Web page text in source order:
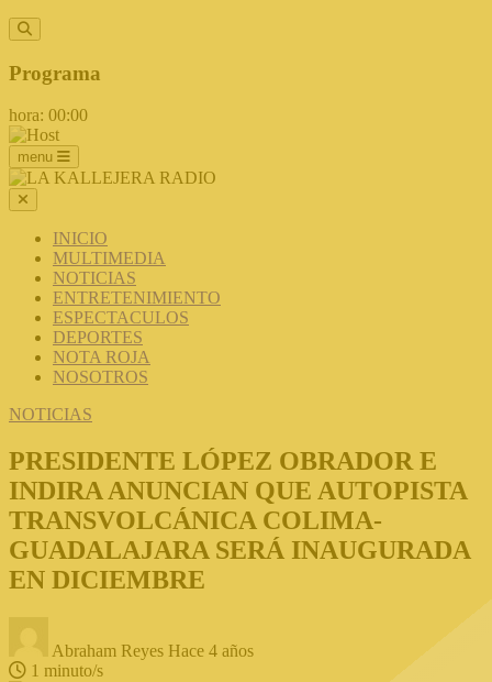
Programa
hora: 00:00
menu
INICIO
MULTIMEDIA
NOTICIAS
ENTRETENIMIENTO
ESPECTACULOS
DEPORTES
NOTA ROJA
NOSOTROS
NOTICIAS
PRESIDENTE LÓPEZ OBRADOR E
INDIRA ANUNCIAN QUE AUTOPISTA
TRANSVOLCÁNICA COLIMA-
GUADALAJARA SERÁ INAUGURADA
EN DICIEMBRE
Abraham Reyes Hace 4 años
1 minuto/s